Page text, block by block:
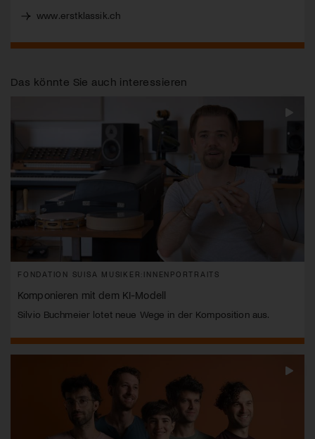
www.erstklassik.ch
Das könnte Sie auch interessieren
FONDATION SUISA MUSIKER:INNENPORTRAITS
Komponieren mit dem KI-Modell
Silvio Buchmeier lotet neue Wege in der Komposition aus.